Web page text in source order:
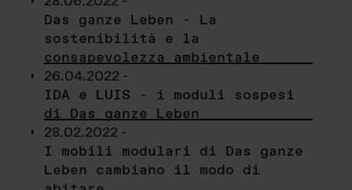
Das ganze Leben - La
sostenibilità e la
consapevolezza ambientale
26.04.2022 -
IDA e LUIS - i moduli sospesi
di Das ganze Leben
28.02.2022 -
I mobili modulari di Das ganze
Leben cambiano il modo di